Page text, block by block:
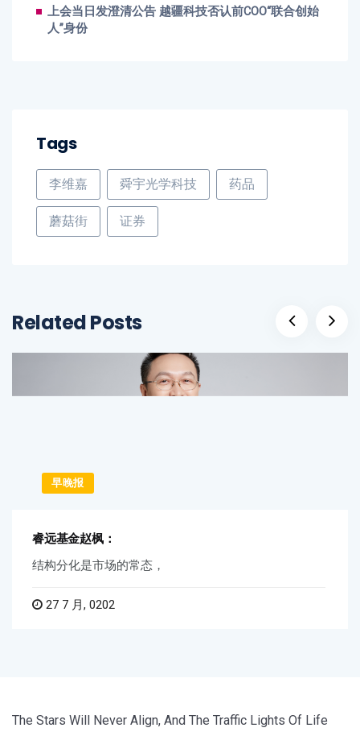
上会当日发澄清公告 越疆科技否认前COO“联合创始
人”身份
Tags
李维嘉 舜宇光学科技 药品
蘑菇街 证券
Related Posts
早晚报
睿远基金赵枫：
结构分化是市场的常态，
27 7 月, 0202
The Stars Will Never Align, And The Traffic Lights Of Life